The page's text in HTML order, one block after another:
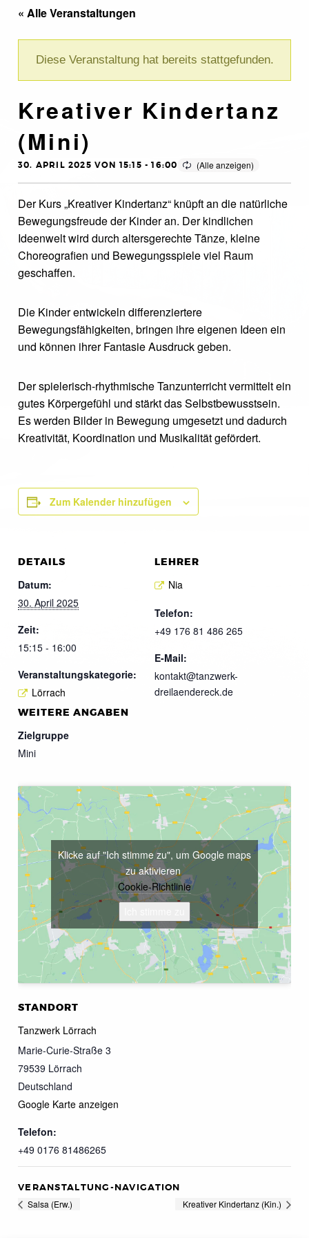
« Alle Veranstaltungen
Diese Veranstaltung hat bereits stattgefunden.
Kreativer Kindertanz
(Mini)
30. APRIL 2025 VON 15:15 -16:00
Der Kurs „Kreativer Kindertanz“ knüpft an die natürliche
Bewegungsfreude der Kinder an. Der kindlichen
Ideenwelt wird durch altersgerechte Tänze, kleine
Choreografien und Bewegungsspiele viel Raum
geschaffen.
Die Kinder entwickeln differenziertere
Bewegungsfähigkeiten, bringen ihre eigenen Ideen ein
und können ihrer Fantasie Ausdruck geben.
Der spielerisch-rhythmische Tanzunterricht vermittelt ein
gutes Körpergefühl und stärkt das Selbstbewusstsein.
Es werden Bilder in Bewegung umgesetzt und dadurch
Kreativität, Koordination und Musikalität gefördert.
Zum Kalender hinzufügen
DETAILS
Datum:
30. April 2025
Zeit:
15:15 - 16:00
Veranstaltungskategorie:
Lörrach
LEHRER
Nia
Telefon:
+49 176 81 486 265
E-Mail:
kontakt@tanzwerk-
dreilaendereck.de
WEITERE ANGABEN
Zielgruppe
Mini
STANDORT
Tanzwerk Lörrach
Marie-Curie-Straße 3
79539 Lörrach
Deutschland
Google Karte anzeigen
Telefon:
+49 0176 81486265
Klicke auf "Ich stimme zu", um Google maps
zu aktivieren
Cookie-Richtlinie
VERANSTALTUNG-NAVIGATION
Salsa (Erw.) Kreativer Kindertanz (Kin.)